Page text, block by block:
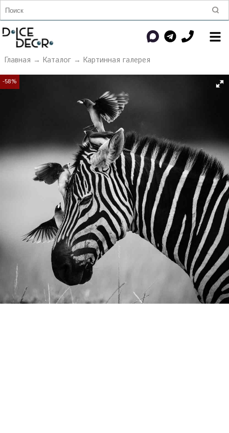
Главная → Каталог→ Картинная галерея
-58%